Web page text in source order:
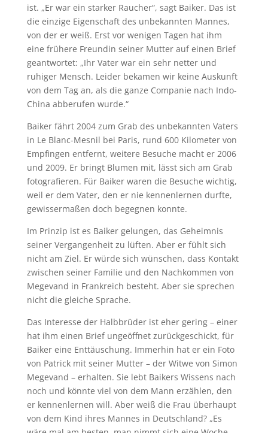
ist. „Er war ein starker Raucher“, sagt Baiker. Das ist
die einzige Eigenschaft des unbekannten Mannes,
von der er weiß. Erst vor wenigen Tagen hat ihm
eine frühere Freundin seiner Mutter auf einen Brief
geantwortet: „Ihr Vater war ein sehr netter und
ruhiger Mensch. Leider bekamen wir keine Auskunft
von dem Tag an, als die ganze Companie nach Indo-
China abberufen wurde.“
Baiker fährt 2004 zum Grab des unbekannten Vaters
in Le Blanc-Mesnil bei Paris, rund 600 Kilometer von
Empfingen entfernt, weitere Besuche macht er 2006
und 2009. Er bringt Blumen mit, lässt sich am Grab
fotografieren. Für Baiker waren die Besuche wichtig,
weil er dem Vater, den er nie kennenlernen durfte,
gewissermaßen doch begegnen konnte.
Im Prinzip ist es Baiker gelungen, das Geheimnis
seiner Vergangenheit zu lüften. Aber er fühlt sich
nicht am Ziel. Er würde sich wünschen, dass Kontakt
zwischen seiner Familie und den Nachkommen von
Megevand in Frankreich besteht. Aber sie sprechen
nicht die gleiche Sprache.
Das Interesse der Halbbrüder ist eher gering – einer
hat ihm einen Brief ungeöffnet zurückgeschickt, für
Baiker eine Enttäuschung. Immerhin hat er ein Foto
von Patrick mit seiner Mutter – der Witwe von Simon
Megevand – erhalten. Sie lebt Baikers Wissens nach
noch und könnte viel von dem Mann erzählen, den
er kennenlernen will. Aber weiß die Frau überhaupt
von dem Kind ihres Mannes in Deutschland? „Es